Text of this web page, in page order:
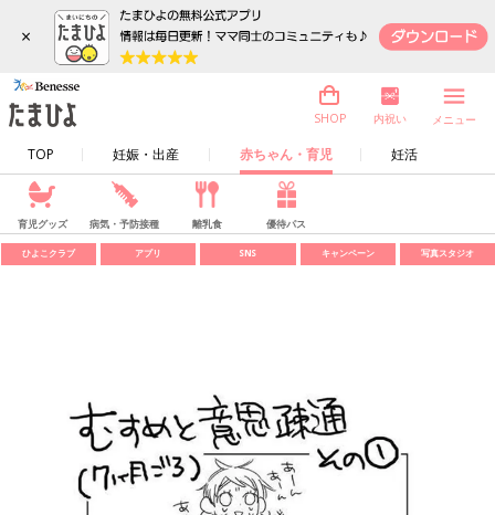
×
TOP 妊娠・出産 赤ちゃん・育児 妊活
SHOP 内祝い メニュー
育児グッズ 病気・予防接種 離乳食 優待パス
ひよこクラブ アプリ SNS キャンペーン 写真スタジオ